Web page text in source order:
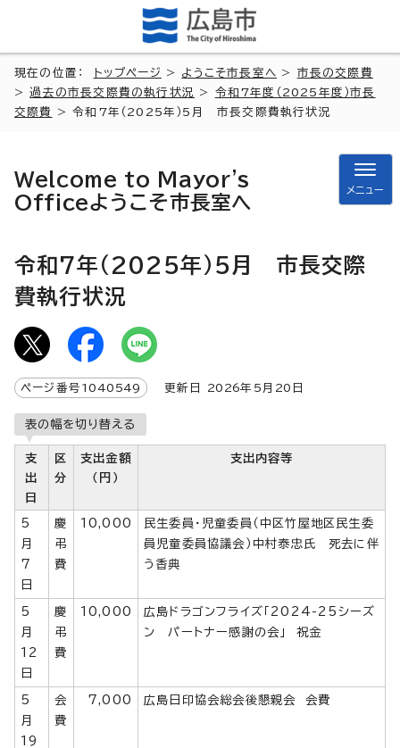
現在の位置： トップページ > ようこそ市長室へ > 市長の交際費
>過去の市長交際費の執行状況 > 令和7年度（2025年度）市長
交際費
> 令和7年（2025年）5月 市長交際費執行状況
Welcome to Mayor's
Officeようこそ市長室へ
メニュー
令和7年（2025年）5月 市長交際
費執行状況
ページ番号 1040549 更新日 2026年5月 20 日
表の幅を切り替える
支
出
日
区
分
支出金額
（円）
支出内容等
5
月
7
日
慶
弔
費
10,000
民生委員・児童委員（中区竹屋地区民生委
員児童委員協議会）中村泰忠氏 死去に伴
う香典
5
月
12
日
慶
弔
費
10,000
広島ドラゴンフライズ「2024-25シーズ
ン パートナー感謝の会」 祝金
5
月
19
会
費
7,000 広島日印協会総会後懇親会 会費